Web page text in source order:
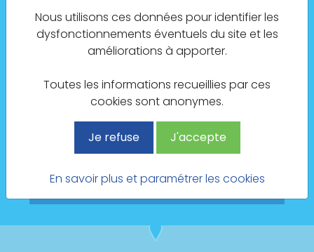
78600 Le Mesnil-le-Roi
01 59 30 48 61
Voir le site Internet
Nous utilisons ces données pour identifier les
dysfonctionnements éventuels du site et les
améliorations à apporter.
Toutes les informations recueillies par ces
cookies sont anonymes.
Je refuse J'accepte
En savoir plus et paramétrer les cookies